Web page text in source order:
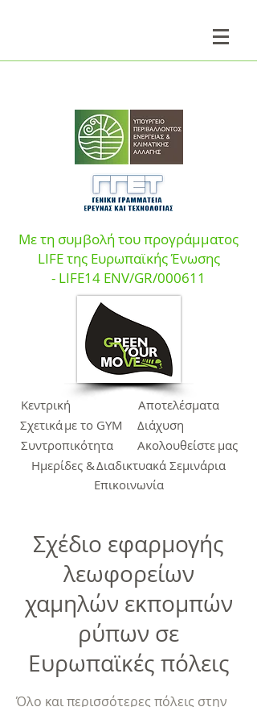
Σχέδιο εφαρμογής
λεωφορείων
χαμηλών εκπομπών
ρύπων σε
Ευρωπαϊκές πόλεις
Όλο και περισσότερες πόλεις στην
Με τη συμβολή του προγράμματος
LIFE της Ευρωπαϊκής Ένωσης
- LIFE14 ENV/GR/000611
Κεντρική
Σχετικά
Συντροπικότητα
Ημερίδες &
Διάχυση
Αποτελέσματα
Ακολουθείστε μας
Επικοινωνία
με το GYM
Διαδικτυακά Σεμινάρια